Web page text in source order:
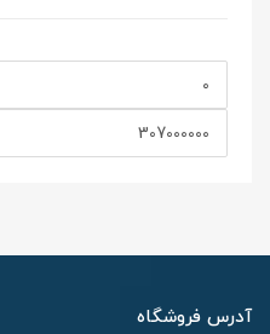
آدرس فروشگاه